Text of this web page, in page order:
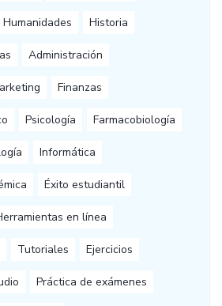
Historia
Administración
Finanzas
Psicología Farmacobiología
Informática
Éxito estudiantil
en línea
Tutoriales Ejercicios
Práctica de exámenes